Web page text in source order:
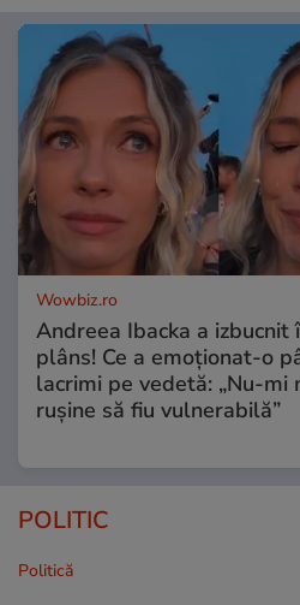
Wowbiz.ro
Andreea Ibacka a izbucnit
plâns! Ce a emoționat-o
lacrimi pe vedetă: „Nu-mi
rușine să fiu vulnerabilă”
POLITIC
Politică